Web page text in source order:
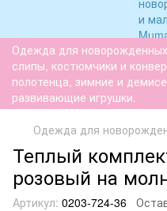
Одежда для
слипы, костюмчики и
полотенца, зимние и
развивающие игрушки.
Одежда для
Теплый
розовый на
Артикул: 0203-724-36